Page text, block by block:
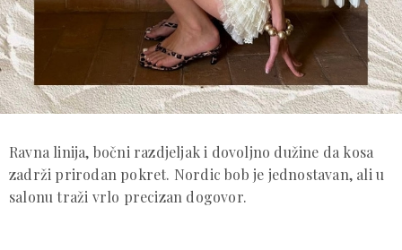
Ravna linija, bočni razdjeljak i dovoljno dužine da kosa
zadrži prirodan pokret. Nordic bob je jednostavan, ali u
salonu traži vrlo precizan dogovor.